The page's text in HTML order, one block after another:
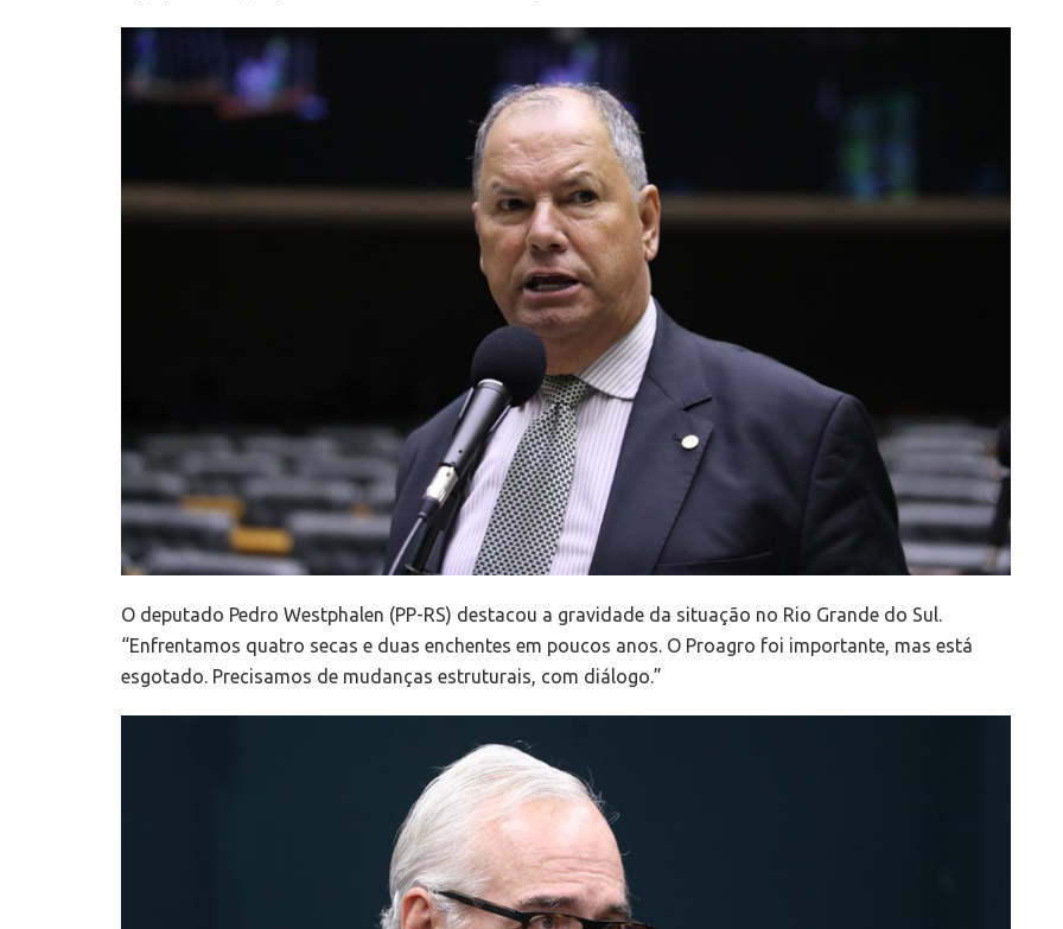
O deputado Pedro Westphalen (PP-RS) destacou a gravidade da situação no Rio Grande do Sul.
“Enfrentamos quatro secas e duas enchentes em poucos anos. O Proagro foi importante, mas está
esgotado. Precisamos de mudanças estruturais, com diálogo.”